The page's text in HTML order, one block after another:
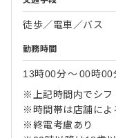
徒歩／電車／バス
勤務時間
13時00分〜00時00
※上記時間内でシフ
※時間帯は店舗によ
※終電考慮あり